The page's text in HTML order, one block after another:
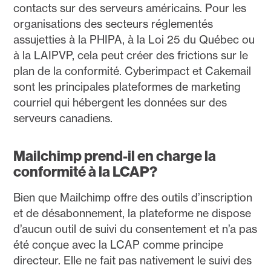
contacts sur des serveurs américains. Pour les
organisations des secteurs réglementés
assujetties à la PHIPA, à la Loi 25 du Québec ou
à la LAIPVP, cela peut créer des frictions sur le
plan de la conformité. Cyberimpact et Cakemail
sont les principales plateformes de marketing
courriel qui hébergent les données sur des
serveurs canadiens.
Mailchimp prend-il en charge la
conformité à la LCAP?
Bien que Mailchimp offre des outils d’inscription
et de désabonnement, la plateforme ne dispose
d’aucun outil de suivi du consentement et n’a pas
été conçue avec la LCAP comme principe
directeur. Elle ne fait pas nativement le suivi des